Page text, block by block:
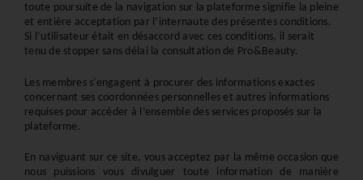
toute poursuite de la navigation sur la plateforme signifie la pleine
et entière acceptation par l’internaute des présentes conditions.
Si l’utilisateur était en désaccord avec ces conditions, il serait
tenu de stopper sans délai la consultation de Pro&Beauty.
Les membres s’engagent à procurer des informations exactes
concernant ses coordonnées personnelles et autres informations
requises pour accéder à l’ensemble des services proposés sur la
plateforme.
En naviguant sur ce site, vous acceptez par la même occasion que
nous puissions vous divulguer toute information de manière